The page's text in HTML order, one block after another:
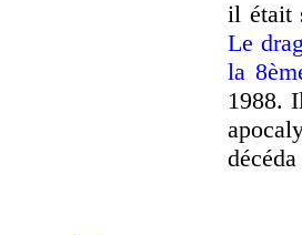
il était
Le
la
1988.